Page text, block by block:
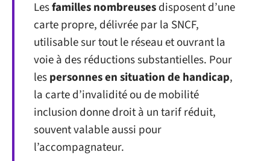
Lesfamilles nombreusesdisposent d’une
carte propre, délivrée par la SNCF,
utilisable sur tout le réseau et ouvrant la
voie à des réductions substantielles. Pour
lespersonnes en situation de handicap,
la carte d’invalidité ou de mobilité
inclusion donne droit à un tarif réduit,
souvent valable aussi pour
l’accompagnateur.